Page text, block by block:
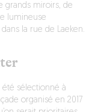
grands miroirs, de
lumineuse
la rue de Laeken.
sélectionné à
organisé en 2017